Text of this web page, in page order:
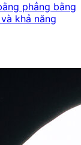
phẳng bằng
khả năng